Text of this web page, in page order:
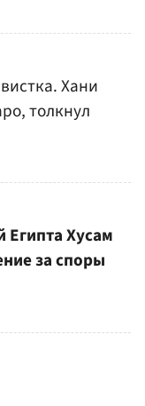
Хани
толкнул
Египта Хусам
за споры